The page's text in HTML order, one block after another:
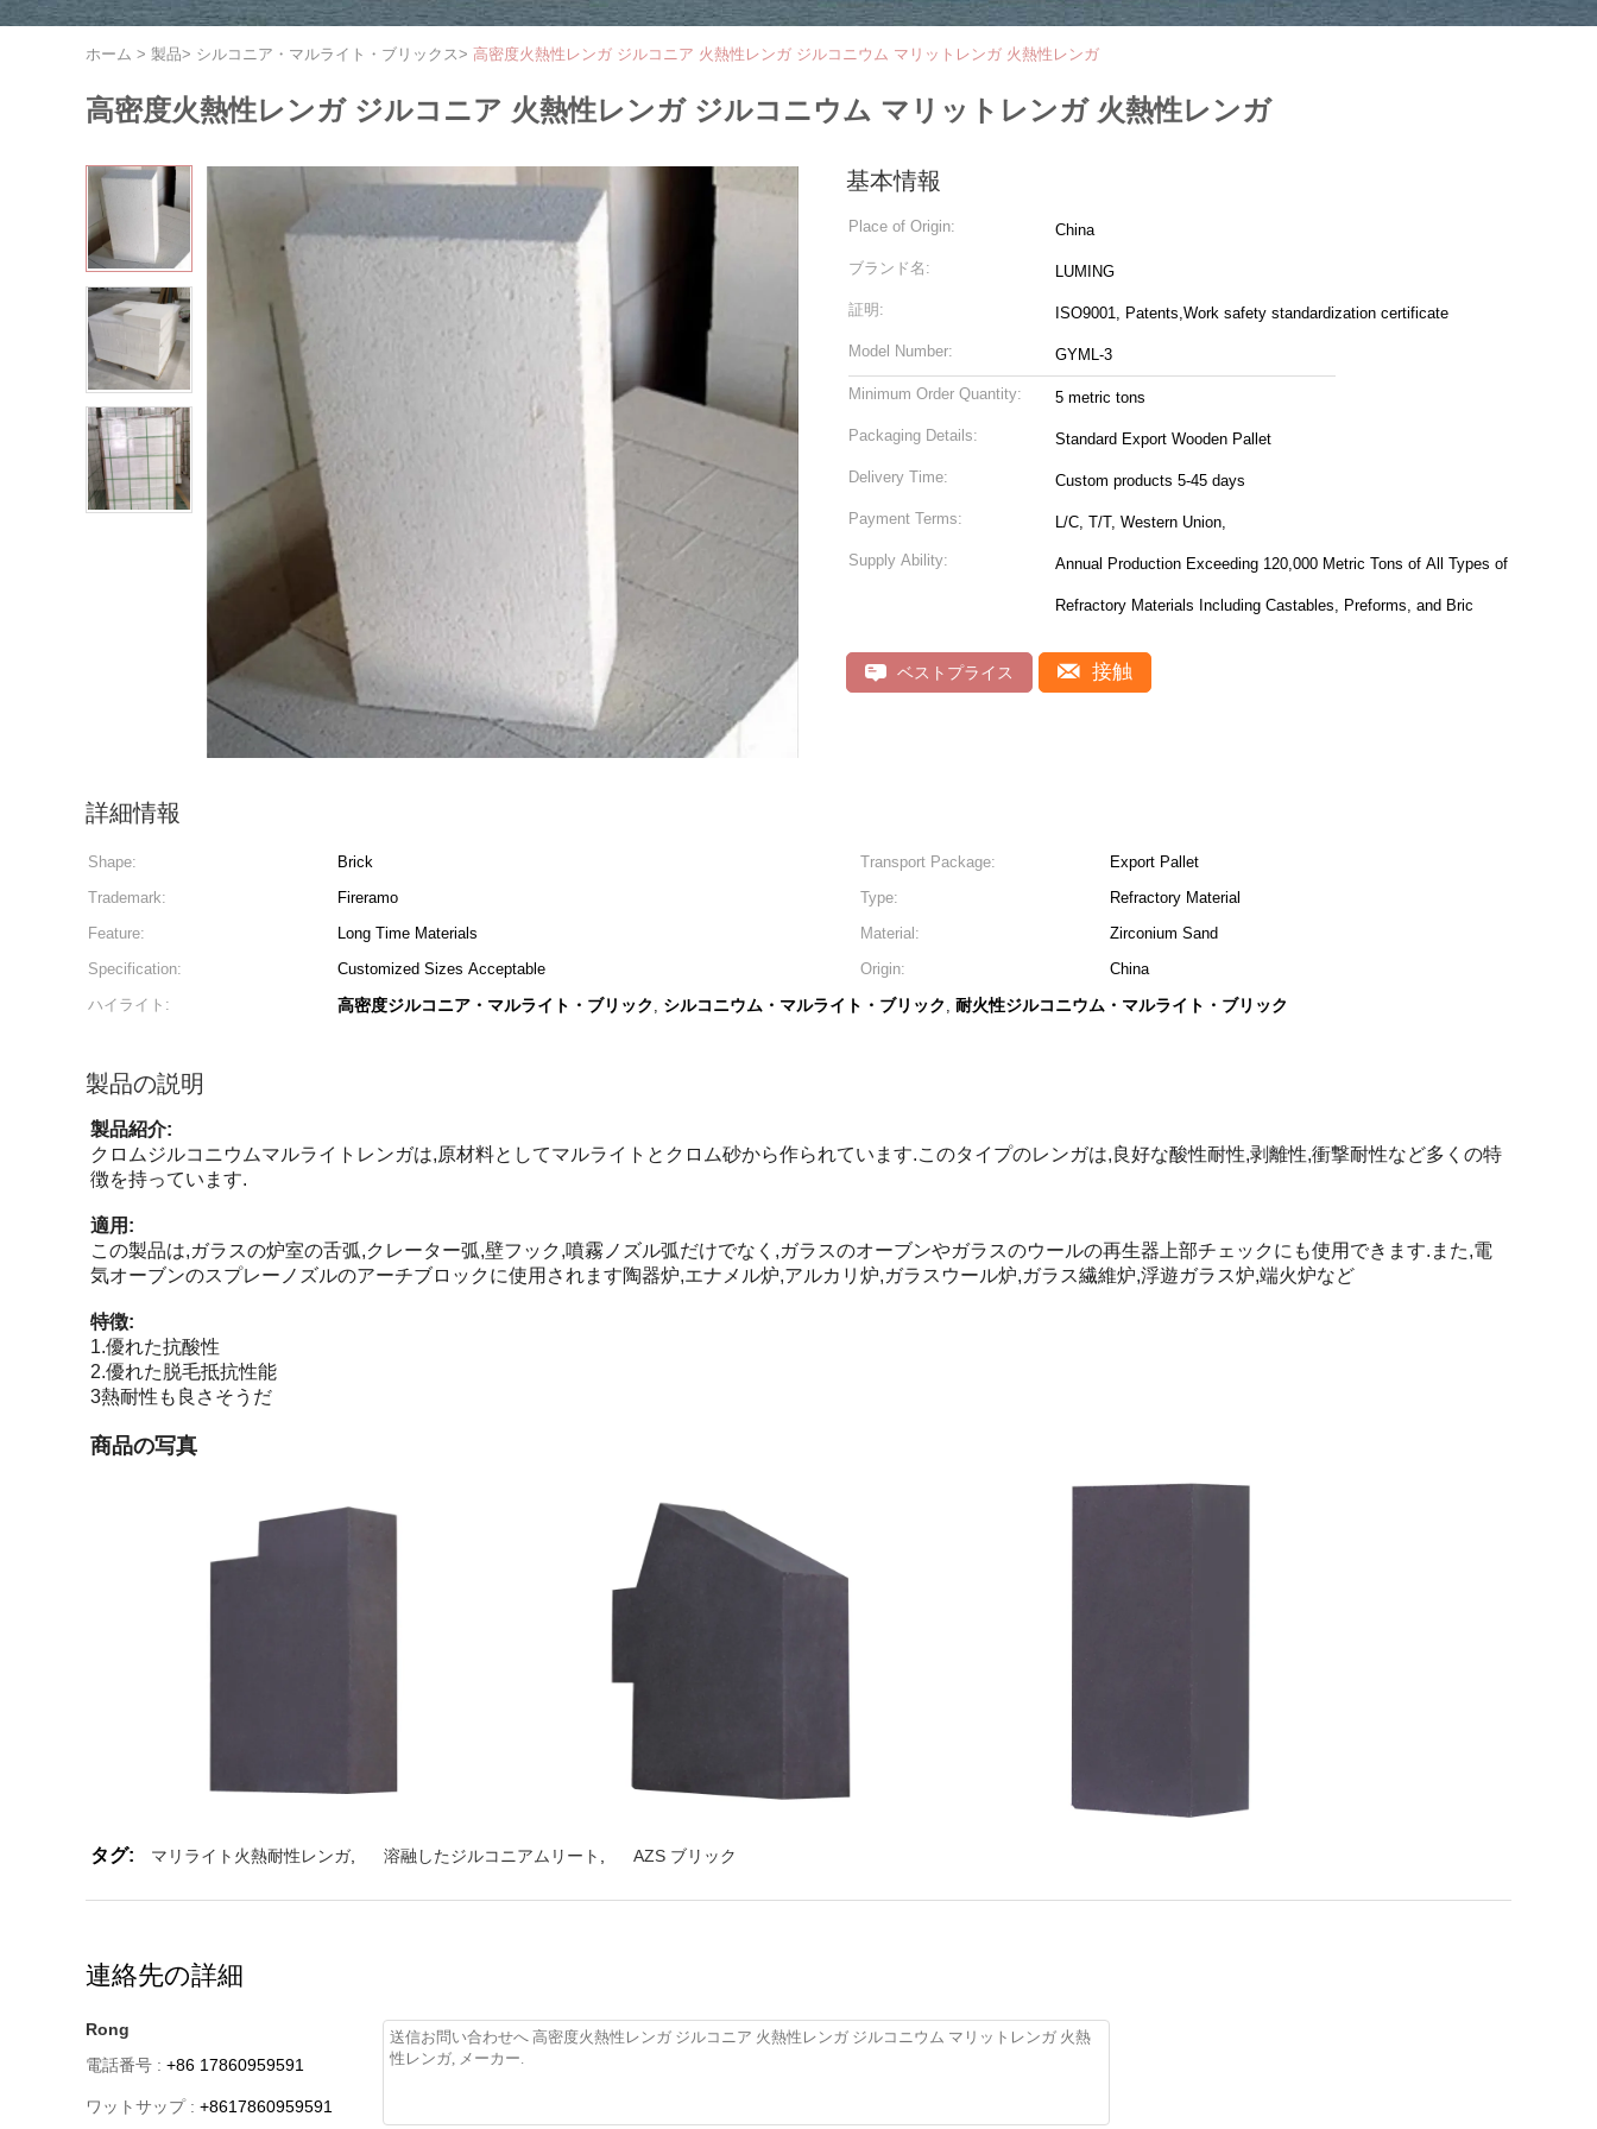
ホーム > 製品> シルコニア・マルライト・ブリックス> 高密度火熱性レンガ ジルコニア 火熱性レンガ ジルコニウム マリットレンガ 火熱性レンガ
高密度火熱性レンガ ジルコニア 火熱性レンガ ジルコニウム マリットレンガ 火熱性レンガ
基本情報
Place of Origin: China
ブランド名: LUMING
証明: ISO9001, Patents,Work safety standardization certificate
Model Number: GYML-3
Minimum Order Quantity: 5 metric tons
Packaging Details: Standard Export Wooden Pallet
Delivery Time: Custom products 5-45 days
Payment Terms: L/C, T/T, Western Union,
Supply Ability: Annual Production Exceeding 120,000 Metric Tons of All Types of
Refractory Materials Including Castables, Preforms, and Bric
ベストプライス 接触
詳細情報
Shape: Brick Transport Package:
Export Pallet
Trademark:
Fireramo Type:
Refractory Material
Feature:
Long Time Materials Material:
Zirconium Sand
Specification:
Customized Sizes Acceptable Origin:
China
ハイライト:
高密度ジルコニア・マルライト・ブリック , シルコニウム・マルライト・ブリック , 耐火性ジルコニウム・マルライト・ブリック
製品の説明
製品紹介:
クロムジルコニウムマルライトレンガは,原材料としてマルライトとクロム砂から作られています.このタイプのレンガは,良好な酸性耐性,剥離性,衝撃耐性など多くの特
徴を持っています.
適用:
この製品は,ガラスの炉室の舌弧,クレーター弧,壁フック,噴霧ノズル弧だけでなく,ガラスのオーブンやガラスのウールの再生器上部チェックにも使用できます.また,電
気オーブンのスプレーノズルのアーチブロックに使用されます陶器炉,エナメル炉,アルカリ炉,ガラスウール炉,ガラス繊維炉,浮遊ガラス炉,端火炉など
特徴:
1.優れた抗酸性
2.優れた脱毛抵抗性能
3熱耐性も良さそうだ
商品の写真
タグ: マリライト火熱耐性レンガ, 溶融したジルコニアムリート AZS ブリック
連絡先の詳細
Rong
電話番号 : +86 17860959591
ワットサップ : +8617860959591